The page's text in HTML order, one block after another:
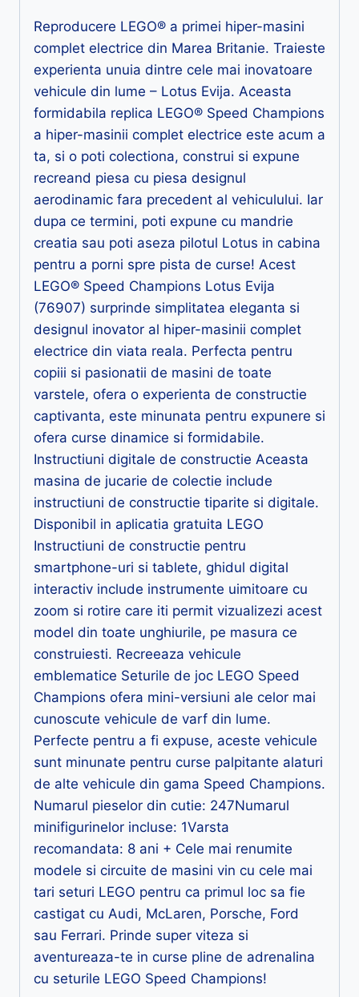
Reproducere LEGO® a primei hiper-masini
complet electrice din Marea Britanie. Traieste
experienta unuia dintre cele mai inovatoare
vehicule din lume – Lotus Evija. Aceasta
formidabila replica LEGO® Speed Champions
a hiper-masinii complet electrice este acum a
ta, si o poti colectiona, construi si expune
recreand piesa cu piesa designul
aerodinamic fara precedent al vehiculului. Iar
dupa ce termini, poti expune cu mandrie
creatia sau poti aseza pilotul Lotus in cabina
pentru a porni spre pista de curse! Acest
LEGO® Speed Champions Lotus Evija
(76907) surprinde simplitatea eleganta si
designul inovator al hiper-masinii complet
electrice din viata reala. Perfecta pentru
copiii si pasionatii de masini de toate
varstele, ofera o experienta de constructie
captivanta, este minunata pentru expunere si
ofera curse dinamice si formidabile.
Instructiuni digitale de constructie Aceasta
masina de jucarie de colectie include
instructiuni de constructie tiparite si digitale.
Disponibil in aplicatia gratuita LEGO
Instructiuni de constructie pentru
smartphone-uri si tablete, ghidul digital
interactiv include instrumente uimitoare cu
zoom si rotire care iti permit vizualizezi acest
model din toate unghiurile, pe masura ce
construiesti. Recreeaza vehicule
emblematice Seturile de joc LEGO Speed
Champions ofera mini-versiuni ale celor mai
cunoscute vehicule de varf din lume.
Perfecte pentru a fi expuse, aceste vehicule
sunt minunate pentru curse palpitante alaturi
de alte vehicule din gama Speed Champions.
Numarul pieselor din cutie: 247Numarul
minifigurinelor incluse: 1Varsta
recomandata: 8 ani + Cele mai renumite
modele si circuite de masini vin cu cele mai
tari seturi LEGO pentru ca primul loc sa fie
castigat cu Audi, McLaren, Porsche, Ford
sau Ferrari. Prinde super viteza si
aventureaza-te in curse pline de adrenalina
cu seturile LEGO Speed Champions!